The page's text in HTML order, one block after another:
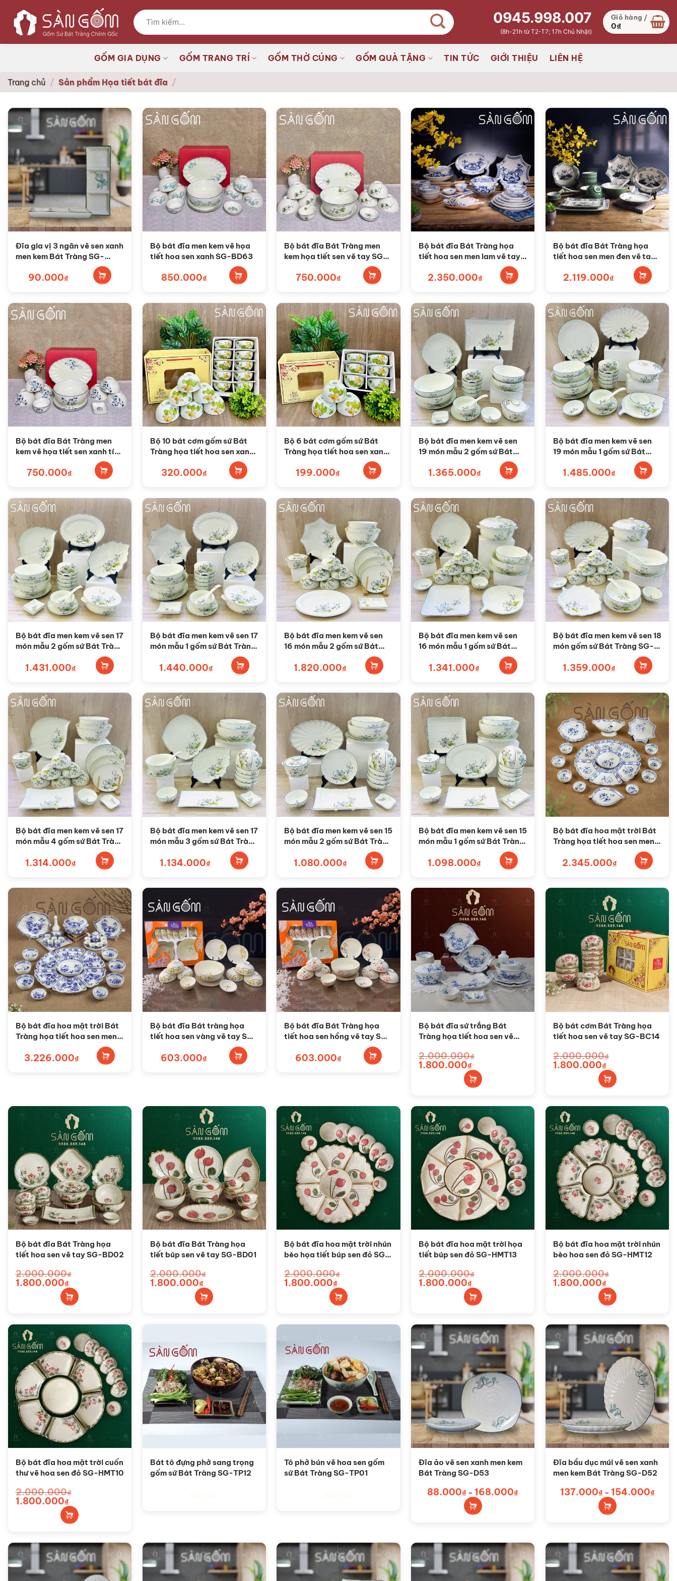
qua
dung
Tìm
kiếm:
0945.998.007
(8h-21h từ T2-T7; 17h Chủ Nhật)
Giỏ hàng /
0₫
GỐM GIA DỤNG GỐM TRANG TRÍ GỐM THỜ CÚNG GỐM QUÀ TẶNG TIN TỨC GIỚI THIỆU LIÊN HỆ
Trang chủ / Sản phẩm Họa tiết bát đĩa /
Đĩa gia vị 3 ngăn vẽ sen xanh
men kem Bát Tràng SG-
90.000₫
Bộ bát đĩa men kem vẽ họa
tiết hoa sen xanh SG-BD63
850.000₫
Bộ bát đĩa Bát Tràng men
kem họa tiết sen vẽ tay SG-
750.000₫
Bộ bát đĩa Bát Tràng họa
tiết hoa sen men lam vẽ tay
2.350.000₫
Bộ bát đĩa Bát Tràng họa
tiết hoa sen men đen vẽ tay
2.119.000₫
Bộ bát đĩa Bát Tràng men
kem vẽ họa tiết sen xanh tím
750.000₫
Bộ 10 bát cơm gốm sứ Bát
Tràng họa tiết hoa sen xanh
320.000₫
Bộ 6 bát cơm gốm sứ Bát
Tràng họa tiết hoa sen xanh
199.000₫
Bộ bát đĩa men kem vẽ sen
19 món mẫu 2 gốm sứ Bát
1.365.000₫
Bộ bát đĩa men kem vẽ sen
19 món mẫu 1 gốm sứ Bát
1.485.000₫
Bộ bát đĩa men kem vẽ sen 17
món mẫu 2 gốm sứ Bát Tràng
1.431.000₫
Bộ bát đĩa men kem vẽ sen 17
món mẫu 1 gốm sứ Bát Tràng
1.440.000₫
Bộ bát đĩa men kem vẽ sen
16 món mẫu 2 gốm sứ Bát
1.820.000₫
Bộ bát đĩa men kem vẽ sen
16 món mẫu 1 gốm sứ Bát
1.341.000₫
Bộ bát đĩa men kem vẽ sen 18
món gốm sứ Bát Tràng SG-
1.359.000₫
Bộ bát đĩa men kem vẽ sen 17
món mẫu 4 gốm sứ Bát Tràng
1.314.000₫
Bộ bát đĩa men kem vẽ sen 17
món mẫu 3 gốm sứ Bát Tràng
1.134.000₫
Bộ bát đĩa men kem vẽ sen 15
món mẫu 2 gốm sứ Bát Tràng
1.080.000₫
Bộ bát đĩa men kem vẽ sen 15
món mẫu 1 gốm sứ Bát Tràng
1.098.000₫
Bộ bát đĩa hoa mặt trời Bát
Tràng họa tiết hoa sen men
2.345.000₫
Bộ bát đĩa hoa mặt trời Bát
Tràng họa tiết hoa sen men
3.226.000₫
Bộ bát đĩa Bát tràng họa
tiết hoa sen vàng vẽ tay SG-
603.000₫
Bộ bát đĩa Bát Tràng họa
tiết hoa sen hồng vẽ tay SG-
603.000₫
Bộ bát đĩa sứ trắng Bát
Tràng họa tiết hoa sen vẽ
2.000.000₫
Giá
gốc
1.800.000₫Giá
hiện
tại
là:
Bộ bát cơm Bát Tràng họa
tiết hoa sen vẽ tay SG-BC14
2.000.000₫
Giá
gốc
1.800.000₫Giá
hiện
tại
là:
Bộ bát đĩa Bát Tràng họa
tiết hoa sen vẽ tay SG-BD02
2.000.000₫
Giá
gốc
1.800.000₫Giá
hiện
tại
là:
Bộ bát đĩa Bát Tràng họa
tiết búp sen vẽ tay SG-BD01
2.000.000₫
Giá
gốc
1.800.000₫Giá
hiện
tại
là:
Bộ bát đĩa hoa mặt trời nhún
bèo họa tiết búp sen đỏ SG-
2.000.000₫
Giá
gốc
1.800.000₫Giá
hiện
tại
là:
Bộ bát đĩa hoa mặt trời họa
tiết búp sen đỏ SG-HMT13
2.000.000₫
Giá
gốc
1.800.000₫Giá
hiện
tại
là:
Bộ bát đĩa hoa mặt trời nhún
bèo hoa sen đỏ SG-HMT12
2.000.000₫
Giá
gốc
1.800.000₫Giá
hiện
tại
là:
Bộ bát đĩa hoa mặt trời cuốn
thư vẽ hoa sen đỏ SG-HMT10
2.000.000₫
Giá
gốc
1.800.000₫Giá
hiện
tại
là:
Bát tô đựng phở sang trọng
gốm sứ Bát Tràng SG-TP12
Tô phở bún vẽ hoa sen gốm
sứ Bát Tràng SG-TP01
Đĩa ảo vẽ sen xanh men kem
Bát Tràng SG-D53
88.000₫ – 168.000₫Khoảng
Sản
biến
thể.
Các
Đĩa bầu dục múi vẽ sen xanh
men kem Bát Tràng SG-D52
137.000₫ – 154.000₫
giá:
Sản
biến
thể.
Các